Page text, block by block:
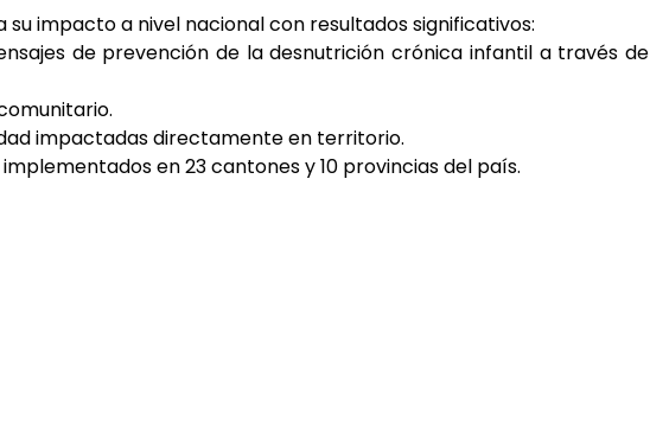
su impacto a nivel nacional con resultados significativos:
de prevención de la desnutrición crónica infantil a través de
impactadas directamente en territorio.
en 23 cantones y 10 provincias del país.